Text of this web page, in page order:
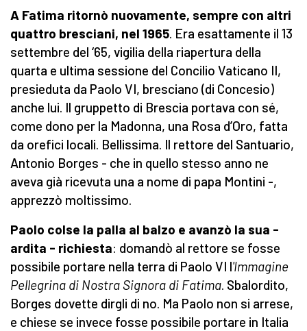
A Fatima ritornò nuovamente, sempre con altri
quattro bresciani, nel 1965. Era esattamente il 13
settembre del ‘65, vigilia della riapertura della
quarta e ultima sessione del Concilio Vaticano II,
presieduta da Paolo VI, bresciano (di Concesio)
anche lui. Il gruppetto di Brescia portava con sé,
come dono per la Madonna, una Rosa d’Oro, fatta
da orefici locali. Bellissima. Il rettore del Santuario,
Antonio Borges - che in quello stesso anno ne
aveva già ricevuta una a nome di papa Montini -,
apprezzò moltissimo.
Paolo colse la palla al balzo e avanzò la sua -
ardita - richiesta: domandò al rettore se fosse
possibile portare nella terra di Paolo VI l'Immagine
Pellegrina di Nostra Signora di Fatima. Sbalordito,
Borges dovette dirgli di no. Ma Paolo non si arrese,
e chiese se invece fosse possibile portare in Italia